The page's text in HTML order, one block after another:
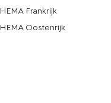
HEMA Frankrijk
HEMA Oostenrijk